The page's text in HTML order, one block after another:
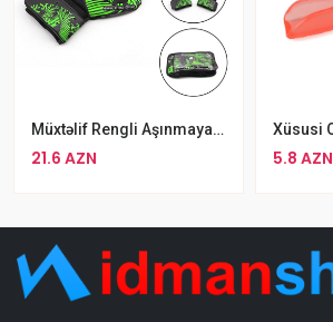
Müxtəlif Rengli Aşınmaya Davamlı 4 MM PRO Giga Qapıçı Əlcəyi
21.6 AZN 5.8 AZN